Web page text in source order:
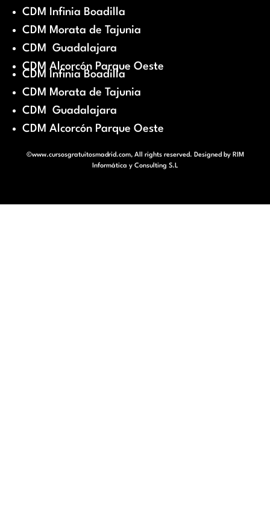
CDM Infinia Boadilla
CDM Morata de Tajunia
CDM Guadalajara
CDM Alcorcón Parque Oeste
CDM Infinia Boadilla
CDM Morata de Tajunia
CDM Guadalajara
CDM Alcorcón Parque Oeste
©www.cursosgratuitosmadrid.com, All rights reserved. Designed by RIM
Informática y Consulting S.L